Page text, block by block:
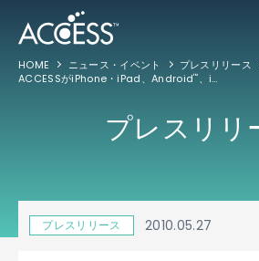
HOME ニュース・イベント
プレスリリース
ACCESSがiPhone・iPad、Android™ 、i-mode
プレスリリ
プレスリリース 2010.05.27